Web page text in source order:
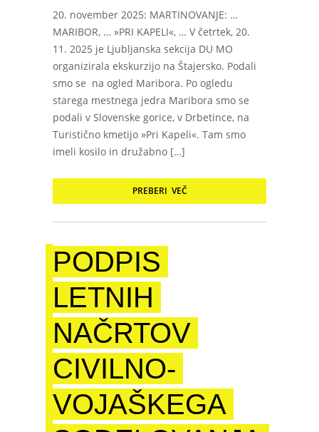
20. november 2025: MARTINOVANJE: …
MARIBOR, … »PRI KAPELI«, … V četrtek, 20.
11. 2025 je Ljubljanska sekcija DU MO
organizirala ekskurzijo na Štajersko. Podali
smo se na ogled Maribora. Po ogledu
starega mestnega jedra Maribora smo se
podali v Slovenske gorice, v Drbetince, na
Turistično kmetijo »Pri Kapeli«. Tam smo
imeli kosilo in družabno […]
PREBERI VEČ
PODPIS
LETNIH
NAČRTOV
CIVILNO-
VOJAŠKEGA